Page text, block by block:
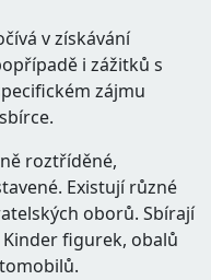
v získávání
i zážitků s
zájmu
roztříděné,
Existují různé
oborů. Sbírají
figurek, obalů